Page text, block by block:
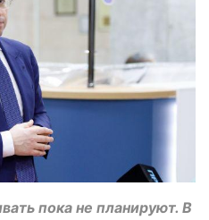
пока не планируют. В